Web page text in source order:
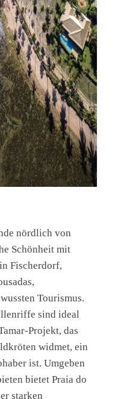
nördlich von
Schönheit mit
Fischerdorf,
Tourismus.
sind ideal
Projekt, das
widmet, ein
ist. Umgeben
bietet Praia do
starken